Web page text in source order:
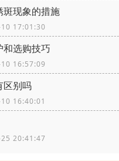
斑现象的措施
17:01:30
选购技巧
16:57:09
区别吗
16:40:01
20:41:47